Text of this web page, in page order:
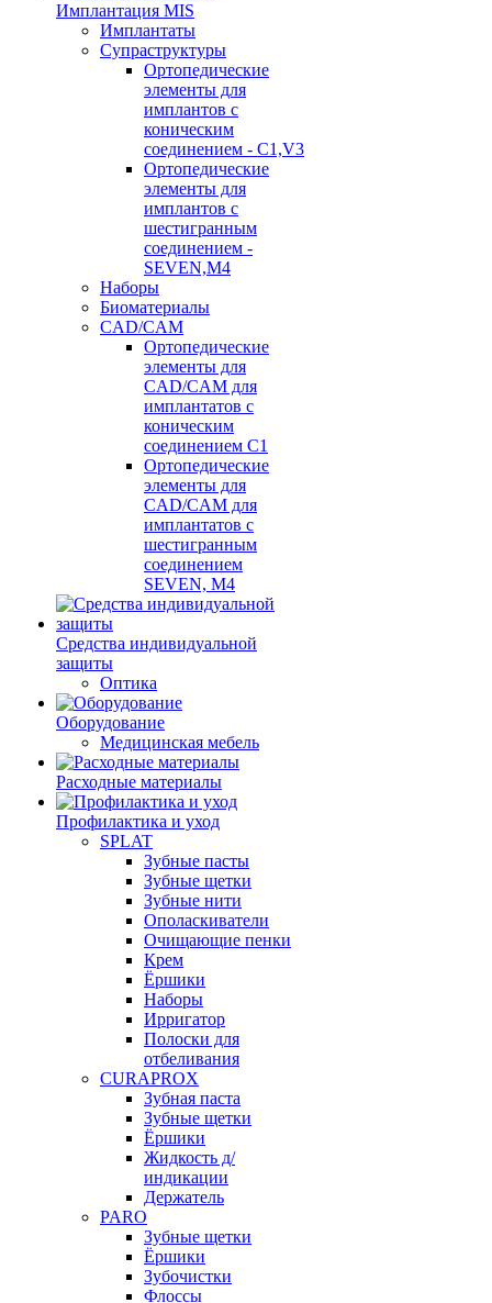
Имплантация MIS
Имплантаты
Супраструктуры
Ортопедические
элементы для
имплантов с
коническим
соединением - C1,V3
Ортопедические
элементы для
имплантов с
шестигранным
соединением -
SEVEN,M4
Наборы
Биоматериалы
CAD/CAM
Ортопедические
элементы для
CAD/CAM для
имплантатов с
коническим
соединением С1
Ортопедические
элементы для
CAD/CAM для
имплантатов с
шестигранным
соединением
SEVEN, М4
Средства индивидуальной
защиты
Оптика
Оборудование
Медицинская мебель
Расходные материалы
Профилактика и уход
SPLAT
Зубные пасты
Зубные щетки
Зубные нити
Ополаскиватели
Очищающие пенки
Крем
Ёршики
Наборы
Ирригатор
Полоски для
отбеливания
CURAPROX
Зубная паста
Зубные щетки
Ёршики
Жидкость д/
индикации
Держатель
PARO
Зубные щетки
Ёршики
Зубочистки
Флоссы